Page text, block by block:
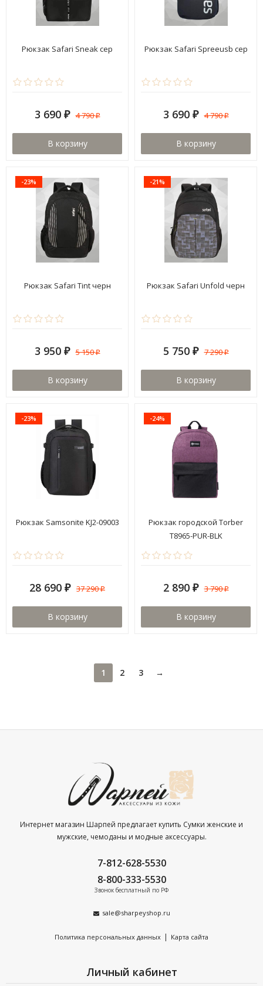
Рюкзак Safari Sneak сер
3 690 ₽ 4 790₽
В корзину
Рюкзак Safari Spreeusb сер
3 690 ₽ 4 790₽
В корзину
-23%
Рюкзак Safari Tint черн
3 950 ₽ 5 150₽
В корзину
-21%
Рюкзак Safari Unfold черн
5 750 ₽ 7 290₽
В корзину
-23%
Рюкзак Samsonite KJ2-09003
28 690 ₽ 37 290₽
В корзину
-24%
Рюкзак городской Torber
T8965-PUR-BLK
2 890 ₽ 3 790₽
В корзину
1 2 3 →
Интернет магазин Шарпей предлагает купить Сумки женские и
мужские, чемоданы и модные аксессуары.
7-812-628-5530
8-800-333-5530
Звонок бесплатный по РФ
sale@sharpeyshop.ru
Политика персональных данных | Карта сайта
Личный кабинет